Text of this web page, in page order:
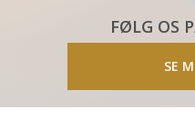
FØLG OS
SE